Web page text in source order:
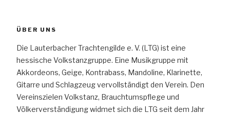
ÜBER UNS
Die Lauterbacher Trachtengilde e. V. (LTG) ist eine
hessische Volkstanzgruppe. Eine Musikgruppe mit
Akkordeons, Geige, Kontrabass, Mandoline, Klarinette,
Gitarre und Schlagzeug vervollständigt den Verein. Den
Vereinszielen Volkstanz, Brauchtumspflege und
Völkerverständigung widmet sich die LTG seit dem Jahr